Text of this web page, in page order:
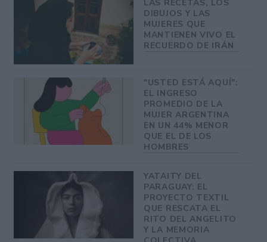
LAS RECETAS, LOS
DIBUJOS Y LAS
MUJERES QUE
MANTIENEN VIVO EL
RECUERDO DE IRÁN
"USTED ESTÁ AQUÍ":
EL INGRESO
PROMEDIO DE LA
MUJER ARGENTINA
EN UN 44% MENOR
QUE EL DE LOS
HOMBRES
YATAITY DEL
PARAGUAY: EL
PROYECTO TEXTIL
QUE RESCATA EL
RITO DEL ANGELITO
Y LA MEMORIA